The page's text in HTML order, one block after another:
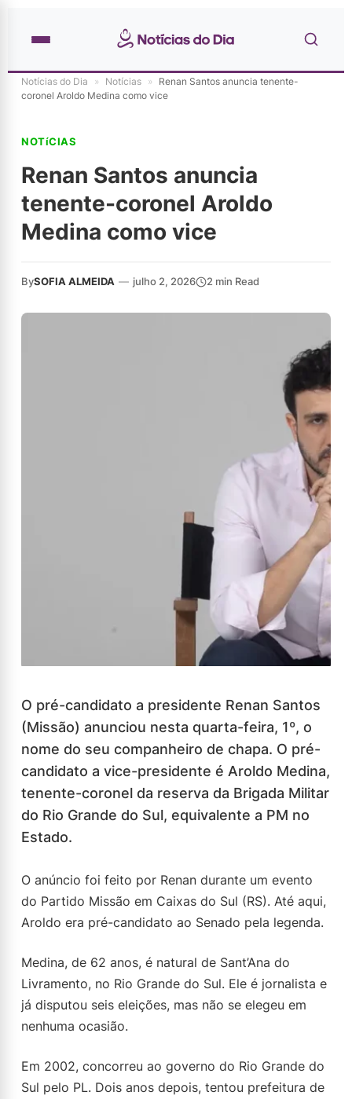
Notícias do Dia » Notícias » Renan Santos anuncia tenente-
coronel Aroldo Medina como vice
NOTíCIAS
Renan Santos anuncia
tenente-coronel Aroldo
Medina como vice
BySOFIA ALMEIDA — julho 2, 2026 2 min Read
O pré-candidato a presidente Renan Santos
(Missão) anunciou nesta quarta-feira, 1º, o
nome do seu companheiro de chapa. O pré-
candidato a vice-presidente é Aroldo Medina,
tenente-coronel da reserva da Brigada Militar
do Rio Grande do Sul, equivalente a PM no
Estado.
O anúncio foi feito por Renan durante um evento
do Partido Missão em Caixas do Sul (RS). Até aqui,
Aroldo era pré-candidato ao Senado pela legenda.
Medina, de 62 anos, é natural de Sant’Ana do
Livramento, no Rio Grande do Sul. Ele é jornalista e
já disputou seis eleições, mas não se elegeu em
nenhuma ocasião.
Em 2002, concorreu ao governo do Rio Grande do
Sul pelo PL. Dois anos depois, tentou prefeitura de